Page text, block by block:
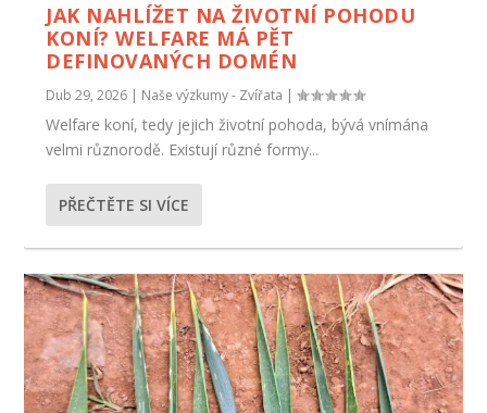
JAK NAHLÍŽET NA ŽIVOTNÍ POHODU
KONÍ? WELFARE MÁ PĚT
DEFINOVANÝCH DOMÉN
Dub 29, 2026 | Naše výzkumy - Zvířata |
Welfare koní, tedy jejich životní pohoda, bývá vnímána
velmi různorodě. Existují různé formy...
PŘEČTĚTE SI VÍCE